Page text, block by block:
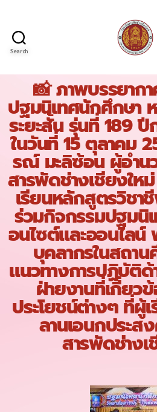
Search
📸 ภาพบรรยาก
ปฐมนิเทศนักศึกษา
ระยะสั้น รุ่นที่ 189
ในวันที่ 15 ตุลาคม
รณ์ มะลิซ้อน ผู้อำน
สารพัดช่างเชียงให
เรียนหลักสูตรวิชา
ร่วมกิจกรรมปฐมนิ
อนไซต์และออนไลน์
บุคลากรในสถา
แนวทางการปฏิบัติด้
ฝ่ายงานที่เกี่ยว
ประโยชน์ต่างๆ ที่ผู้
ลานเอนกประส
สารพัดช่างเ